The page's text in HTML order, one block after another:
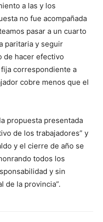
a las y los
no fue acompañada
pasar a un cuarto
paritaria y seguir
de hacer efectivo
correspondiente a
cobre menos que el
propuesta presentada
de los trabajadores” y
y el cierre de año se
todos los
y sin
de la provincia”.